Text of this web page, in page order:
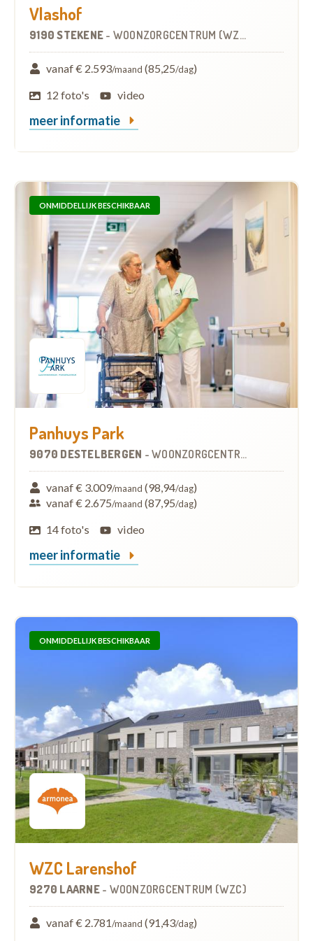
Vlashof
9190 STEKENE - WOONZORGCENTRUM (WZC)
vanaf € 2.593/maand (85,25/dag)
12 foto's
video
meer informatie
ONMIDDELLIJK BESCHIKBAAR
Panhuys Park
9070 DESTELBERGEN - WOONZORGCENTRUM (WZC)
vanaf € 3.009/maand (98,94/dag)
vanaf € 2.675/maand (87,95/dag)
14 foto's
video
meer informatie
ONMIDDELLIJK BESCHIKBAAR
WZC Larenshof
9270 LAARNE - WOONZORGCENTRUM (WZC)
vanaf € 2.781/maand (91,43/dag)